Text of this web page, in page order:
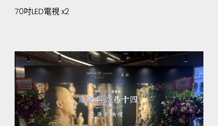
70吋LED電視 x2